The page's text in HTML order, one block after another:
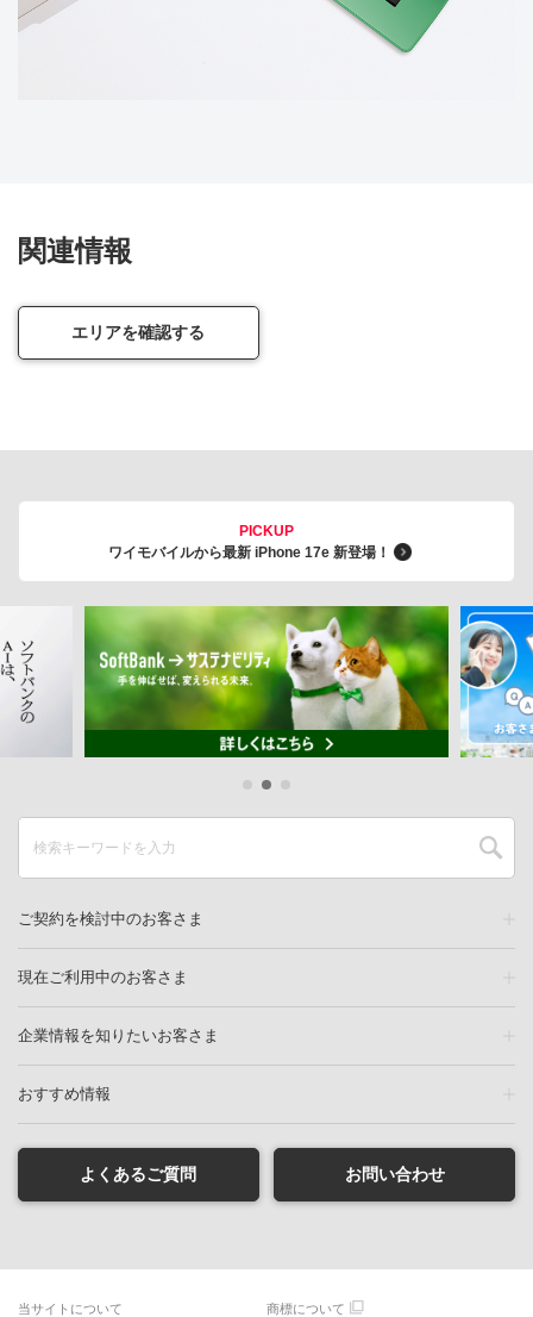
関連情報
エリアを確認する
PICKUP
ワイモバイルから最新 iPhone 17e 新登場！
ご契約を検討中のお客さま
現在ご利用中のお客さま
企業情報を知りたいお客さま
おすすめ情報
よくあるご質問 お問い合わせ
当サイトについて 商標について